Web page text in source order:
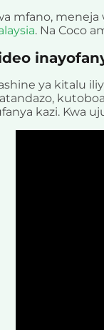
mfano,
. Na Coco
ya kitalu
kazi. Kwa